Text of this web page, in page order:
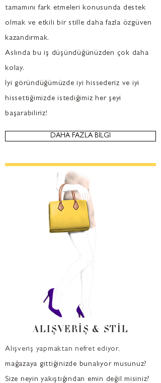
tamamını fark etmeleri konusunda destek
olmak ve etkili bir stille daha fazla özgüven
kazandırmak.
Aslında bu iş düşündüğünüzden çok daha
kolay.
İyi göründüğümüzde iyi hissederiz ve iyi
hissettiğimizde istediğimiz her şeyi
başarabiliriz!
DAHA FAZLA BİLGİ
ALIŞVERİŞ & STİL
Alışveriş yapmaktan nefret ediyor,
mağazaya gittiğinizde bunalıyor musunuz?
Size neyin yakıştığından emin değil misiniz?